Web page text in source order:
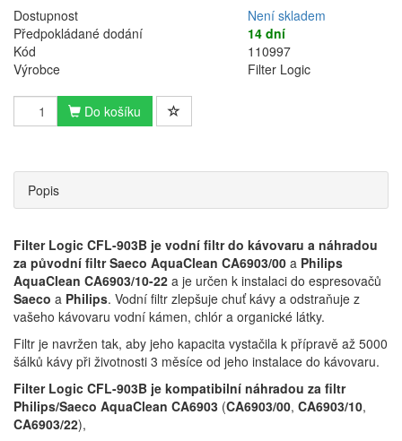
Dostupnost
Není skladem
Předpokládané dodání
14 dní
Kód
110997
Výrobce
Filter Logic
Do košíku
Popis
Filter Logic CFL-903B je vodní filtr do kávovaru a náhradou
za původní filtrSaeco AquaClean CA6903/00 a Philips
AquaClean CA6903/10-22 a je určen k instalaci do espresovačů
Saeco a Philips. Vodní filtr zlepšuje chuť kávy a odstraňuje z
vašeho kávovaru vodní kámen, chlór a organické látky.
Filtr je navržen tak, aby jeho kapacita vystačila k přípravě až 5000
šálků kávy při životnosti 3 měsíce od jeho instalace do kávovaru.
Filter Logic CFL-903B je kompatibilní náhradou za filtr
Philips/Saeco AquaClean CA6903 (CA6903/00, CA6903/10,
CA6903/22),